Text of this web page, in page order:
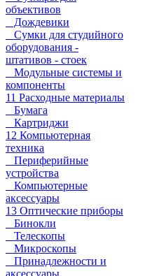
объективов
Дождевики
Сумки для студийного
оборудования -
штативов - стоек
Модульные системы и
компоненты
11 Расходные материалы
Бумага
Картриджи
12 Компьютерная
техника
Периферийные
устройства
Компьютерные
аксессуары
13 Оптические приборы
Бинокли
Телескопы
Микроскопы
Принадлежности и
аксессуары